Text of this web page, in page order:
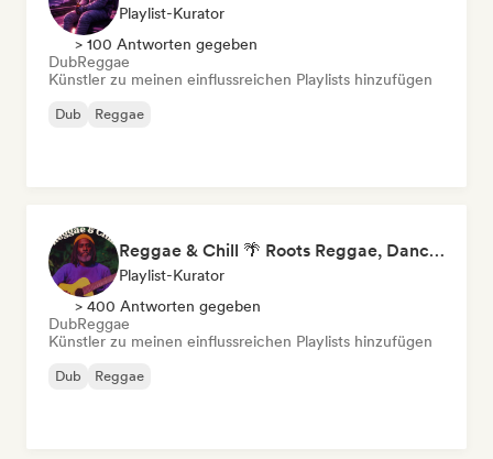
Playlist-Kurator
> 100 Antworten gegeben
DubReggae
Künstler zu meinen einflussreichen Playlists hinzufügen
Dub Reggae
Reggae & Chill 🌴 Roots Reggae, Dancehall & Dub
Playlist-Kurator
> 400 Antworten gegeben
DubReggae
Künstler zu meinen einflussreichen Playlists hinzufügen
Dub Reggae